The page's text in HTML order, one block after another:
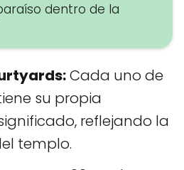
dentro de la
Cada uno de
su propia
reflejando la
templo.